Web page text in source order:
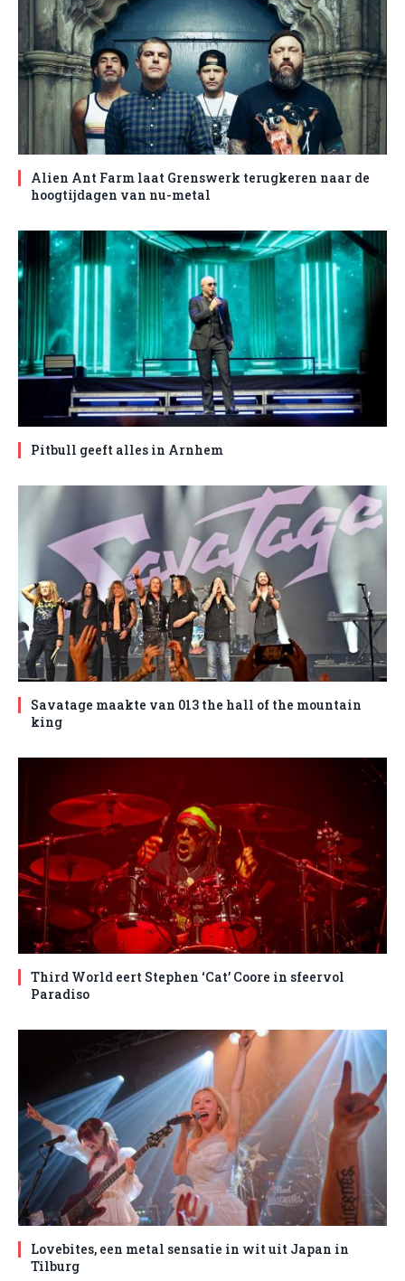
Alien Ant Farm laat Grenswerk terugkeren naar de
hoogtijdagen van nu-metal
Pitbull geeft alles in Arnhem
Savatage maakte van 013 the hall of the mountain
king
Third World eert Stephen ‘Cat’ Coore in sfeervol
Paradiso
Lovebites, een metal sensatie in wit uit Japan in
Tilburg